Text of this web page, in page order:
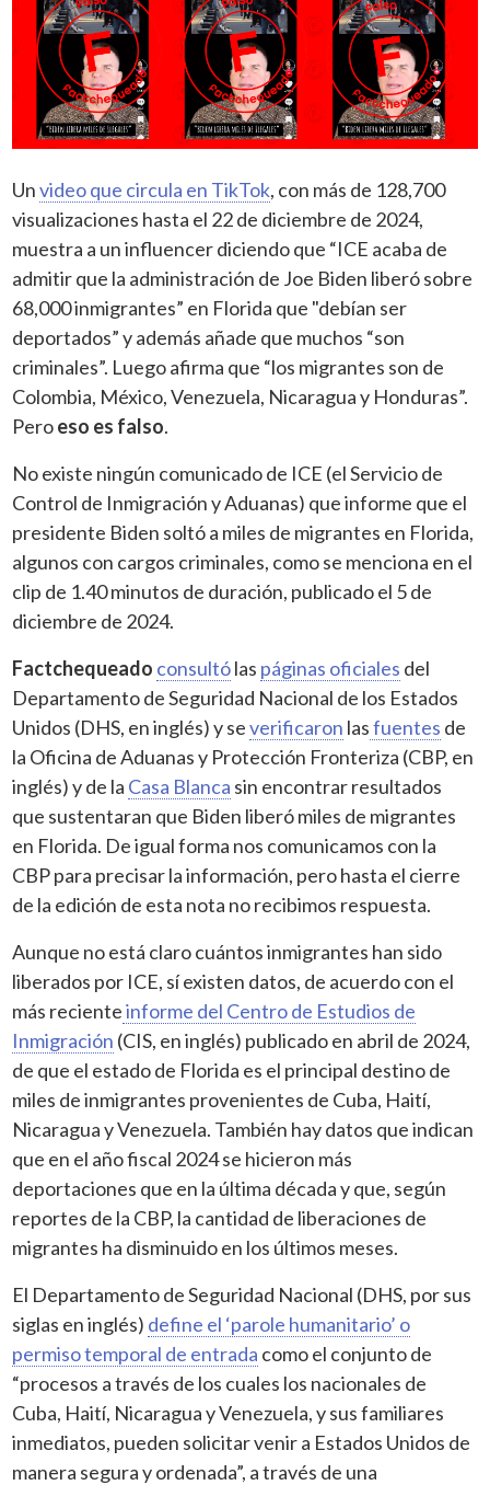
Unvideo que circula en TikTok, con más de 128,700
visualizaciones hasta el 22 de diciembre de 2024,
muestra a un influencer diciendo que “ICE acaba de
admitir que la administración de Joe Biden liberó sobre
68,000 inmigrantes” en Florida que "debían ser
deportados” y además añade que muchos “son
criminales”. Luego afirma que “los migrantes son de
Colombia, México, Venezuela, Nicaragua y Honduras”.
Peroeso es falso.
No existe ningún comunicado de ICE (el Servicio de
Control de Inmigración y Aduanas) que informe que el
presidente Biden soltó a miles de migrantes en Florida,
algunos con cargos criminales, como se menciona en el
clip de 1.40 minutos de duración, publicado el 5 de
diciembre de 2024.
Factchequeado consultólas páginas oficiales del
Departamento de Seguridad Nacional de los Estados
Unidos (DHS, en inglés) y severificaron lasfuentes de
la Oficina de Aduanas y Protección Fronteriza (CBP, en
inglés) y de la Casa Blanca sin encontrar resultados
que sustentaran que Biden liberó miles de migrantes
en Florida. De igual forma nos comunicamos con la
CBP para precisar la información, pero hasta el cierre
de la edición de esta nota no recibimos respuesta.
Aunque no está claro cuántos inmigrantes han sido
liberados por ICE, sí existen datos, de acuerdo con el
más recienteinforme del Centro de Estudios de
Inmigración (CIS, en inglés) publicado en abril de 2024,
de que el estado de Florida es el principal destino de
miles de inmigrantes provenientes de Cuba, Haití,
Nicaragua y Venezuela. También hay datos que indican
que en el año fiscal 2024 se hicieron más
deportaciones que en la última década y que, según
reportes de la CBP, la cantidad de liberaciones de
migrantes ha disminuido en los últimos meses.
El Departamento de Seguridad Nacional (DHS, por sus
siglas en inglés) define el ‘parole humanitario’ o
permiso temporal de entrada como el conjunto de
“procesos a través de los cuales los nacionales de
Cuba, Haití, Nicaragua y Venezuela, y sus familiares
inmediatos, pueden solicitar venir a Estados Unidos de
manera segura y ordenada”, a través de una